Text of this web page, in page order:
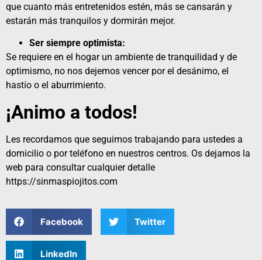
que cuanto más entretenidos estén, más se cansarán y
estarán más tranquilos y dormirán mejor.
Ser siempre optimista:
Se requiere en el hogar un ambiente de tranquilidad y de
optimismo, no nos dejemos vencer por el desánimo, el
hastío o el aburrimiento.
¡Animo a todos!
Les recordamos que seguimos trabajando para ustedes a
domicilio o porteléfono en nuestros centros. Os dejamos la
web para consultar cualquier detalle
https://sinmaspiojitos.com
Facebook Twitter
LinkedIn